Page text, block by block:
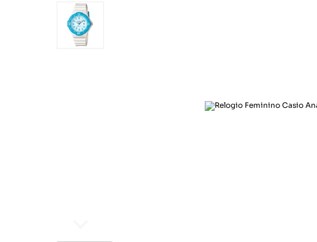
Esporte e lazer
Informática
Eletroportáteis